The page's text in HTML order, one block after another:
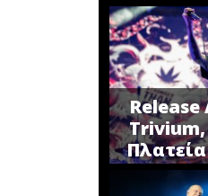
Trivium,